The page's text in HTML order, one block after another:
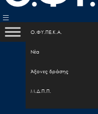
Ο.ΦΥ.ΠΕ.Κ.Α.
Nέα
Άξονες δράσης
Μ.Δ.Π.Π.
Έργα - Δραστηριότητα